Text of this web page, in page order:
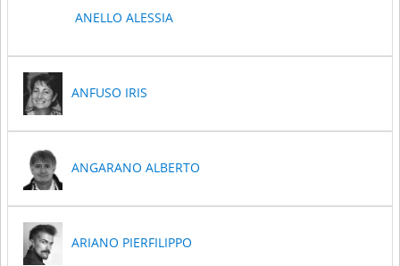
ANELLO ALESSIA
ANFUSO IRIS
ANGARANO ALBERTO
ARIANO PIERFILIPPO